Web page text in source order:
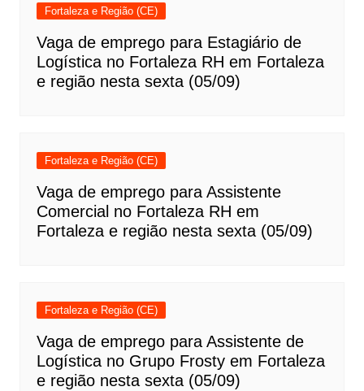
Fortaleza e Região (CE)
Vaga de emprego para Estagiário de
Logística no Fortaleza RH em Fortaleza
e região nesta sexta (05/09)
Fortaleza e Região (CE)
Vaga de emprego para Assistente
Comercial no Fortaleza RH em
Fortaleza e região nesta sexta (05/09)
Fortaleza e Região (CE)
Vaga de emprego para Assistente de
Logística no Grupo Frosty em Fortaleza
e região nesta sexta (05/09)